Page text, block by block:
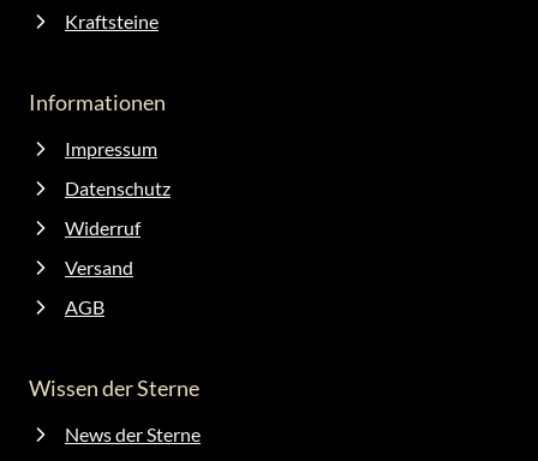
Kraftsteine
Informationen
Impressum
Datenschutz
Widerruf
Versand
AGB
Wissen der Sterne
News der Sterne